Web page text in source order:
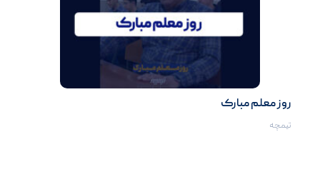
روز معلم مبارک
تیمچه